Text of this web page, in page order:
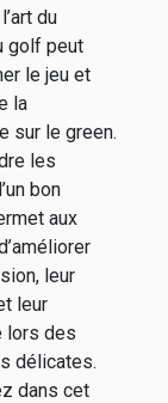
du
golf peut
le jeu et
la
sur le green.
les
bon
aux
leur
leur
lors des
délicates.
dans cet